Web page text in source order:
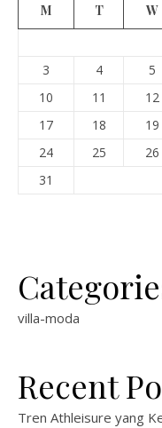
M T W
3
4 5
10
11 12
17
18 19
24
25 26
31
villa-moda
Recent
Tren Athleisure yang